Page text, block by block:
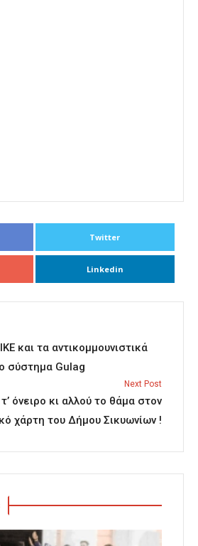
Twitter
Linkedin
και τα αντικομμουνιστικά
σύστημα Gulag
Next Post
όνειρο κι αλλού το θάμα στον
χάρτη του Δήμου Σικυωνίων !